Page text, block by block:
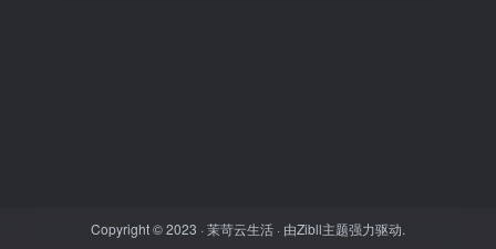
Copyright © 2023 ·茉苛云生活 · 由Zibll主题强力驱动.